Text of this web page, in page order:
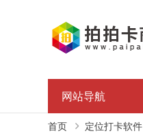
网站导航
首页 定位打卡软件